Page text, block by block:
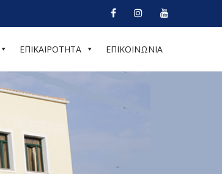
ΕΠΙΚΑΙΡΟΤΗΤΑ ΕΠΙΚΟΙΝΩΝΙΑ